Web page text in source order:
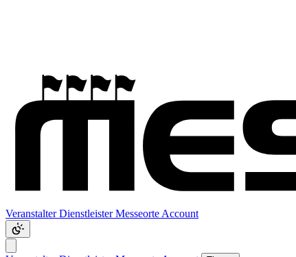
VeranstalterDienstleisterMesseorte Account